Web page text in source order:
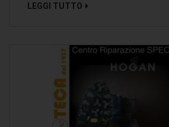
LEGGI TUTTO